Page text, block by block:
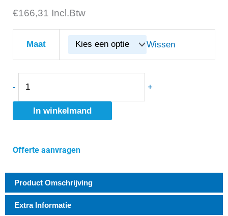
€166,31 Incl.Btw
Maat Wissen
-
Veiligheidslaars
Merula
Laars
aantal
+
In winkelmand
Offerte aanvragen
Product Omschrijving
Extra Informatie